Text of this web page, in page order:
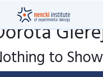
to